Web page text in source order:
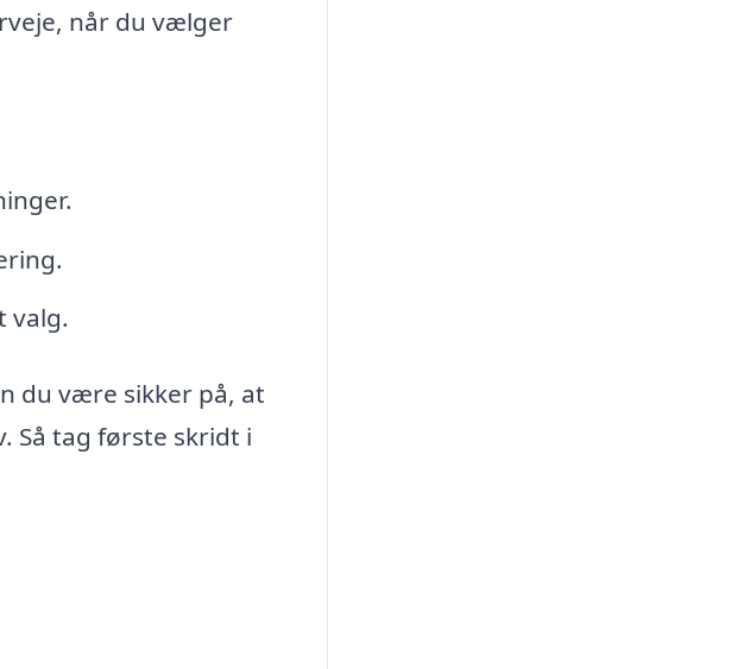
når du vælger
valg.
du være sikker på, at
Så tag første skridt i